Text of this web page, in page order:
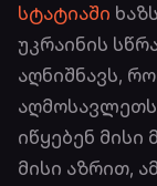
სტატიაში
უკრაინის
აღნიშნავს,
იწყებენ მისი
მისი აზრით,